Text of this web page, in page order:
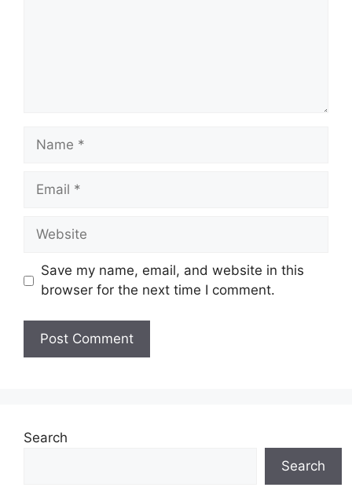
Name
Email
Website
Save my name, email, and website in this
browser for the next time I comment.
Search
Search